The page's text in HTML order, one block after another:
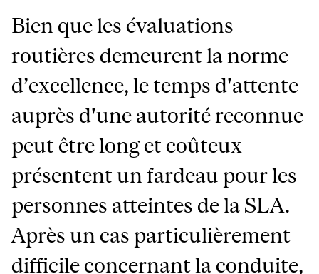
Bien que les évaluations
routières demeurent la norme
d’excellence, le temps d'attente
auprès d'une autorité reconnue
peut être long et coûteux
présentent un fardeau pour les
personnes atteintes de la SLA.
Après un cas particulièrement
difficile concernant la conduite,